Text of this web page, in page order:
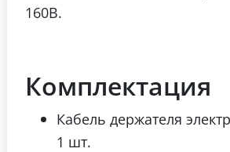
160В.
Комплектация
Кабель держателя
1 шт.